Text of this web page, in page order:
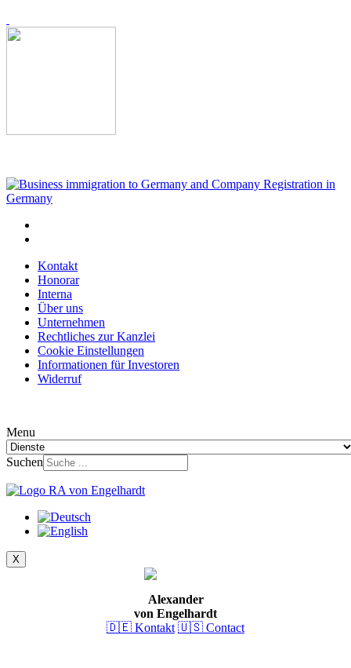
Kontakt
Honorar
Interna
Über uns
Unternehmen
Rechtliches zur Kanzlei
Cookie Einstellungen
Informationen für Investoren
Widerruf
Menu
Suchen
X
Alexander
von Engelhardt
🇩🇪 Kontakt 🇺🇸 Contact